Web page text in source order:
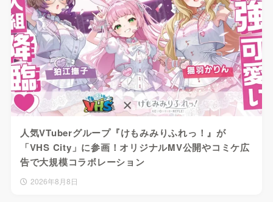
人気VTuberグループ『けもみみりふれっ！』が
「VHS City」に参画！オリジナルMV公開やコミケ広
告で大規模コラボレーション
2026年8月8日